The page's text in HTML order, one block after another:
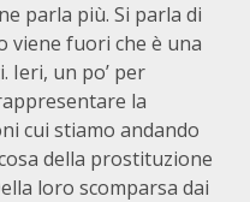
parla più. Si parla di
viene fuori che è una
Ieri, un po’ per
la
cui stiamo andando
della prostituzione
loro scomparsa dai